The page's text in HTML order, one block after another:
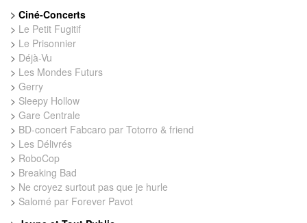
> Ciné-Concerts
> Le Petit Fugitif
> Le Prisonnier
> Déjà-Vu
> Les Mondes Futurs
> Gerry
> Sleepy Hollow
> Gare Centrale
> BD-concert Fabcaro par Totorro & friend
> Les Délivrés
> RoboCop
> Breaking Bad
> Ne croyez surtout pas que je hurle
> Salomé par Forever Pavot